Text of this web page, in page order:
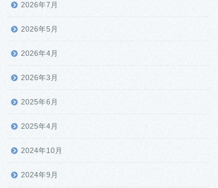
2026年7月
2026年5月
2026年4月
2026年3月
2025年6月
2025年4月
2024年10月
2024年9月